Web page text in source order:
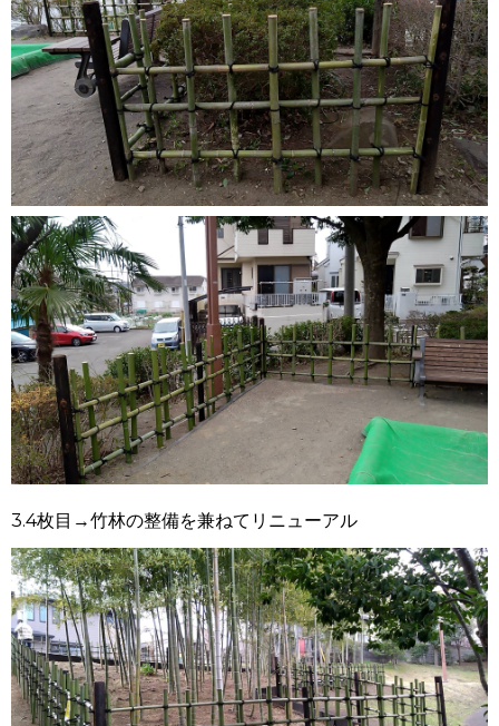
3.4枚目 →竹林の整備を兼ねてリニューアル